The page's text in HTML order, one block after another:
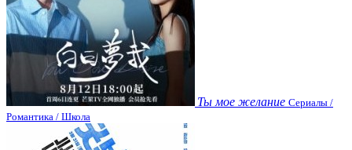
Ты мое желание Сериалы /
Романтика / Школа